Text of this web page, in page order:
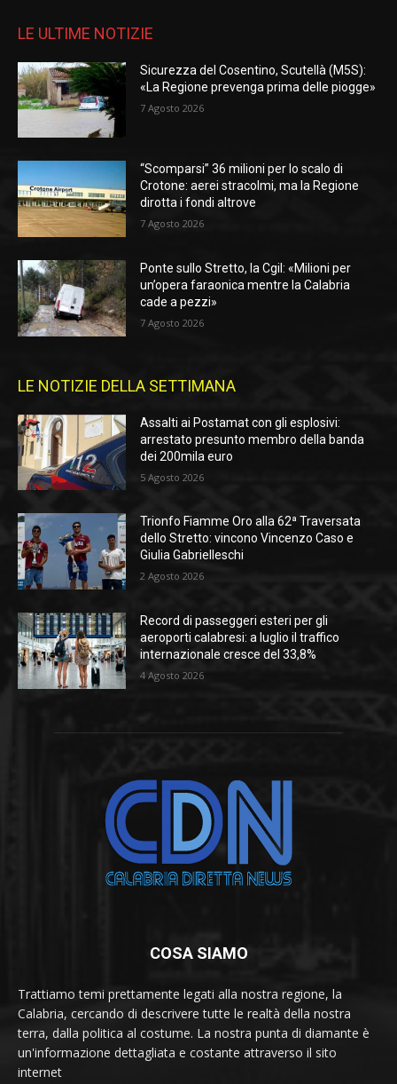
LE ULTIME NOTIZIE
Sicurezza del Cosentino, Scutellà (M5S):
«La Regione prevenga prima delle piogge»
7 Agosto 2026
“Scomparsi” 36 milioni per lo scalo di
Crotone: aerei stracolmi, ma la Regione
dirotta i fondi altrove
7 Agosto 2026
Ponte sullo Stretto, la Cgil: «Milioni per
un’opera faraonica mentre la Calabria
cade a pezzi»
7 Agosto 2026
LE NOTIZIE DELLA SETTIMANA
Assalti ai Postamat con gli esplosivi:
arrestato presunto membro della banda
dei 200mila euro
5 Agosto 2026
Trionfo Fiamme Oro alla 62ª Traversata
dello Stretto: vincono Vincenzo Caso e
Giulia Gabrielleschi
2 Agosto 2026
Record di passeggeri esteri per gli
aeroporti calabresi: a luglio il traffico
internazionale cresce del 33,8%
4 Agosto 2026
COSA SIAMO
Trattiamo temi prettamente legati alla nostra regione, la
Calabria, cercando di descrivere tutte le realtà della nostra
terra, dalla politica al costume. La nostra punta di diamante è
un'informazione dettagliata e costante attraverso il sito
internet